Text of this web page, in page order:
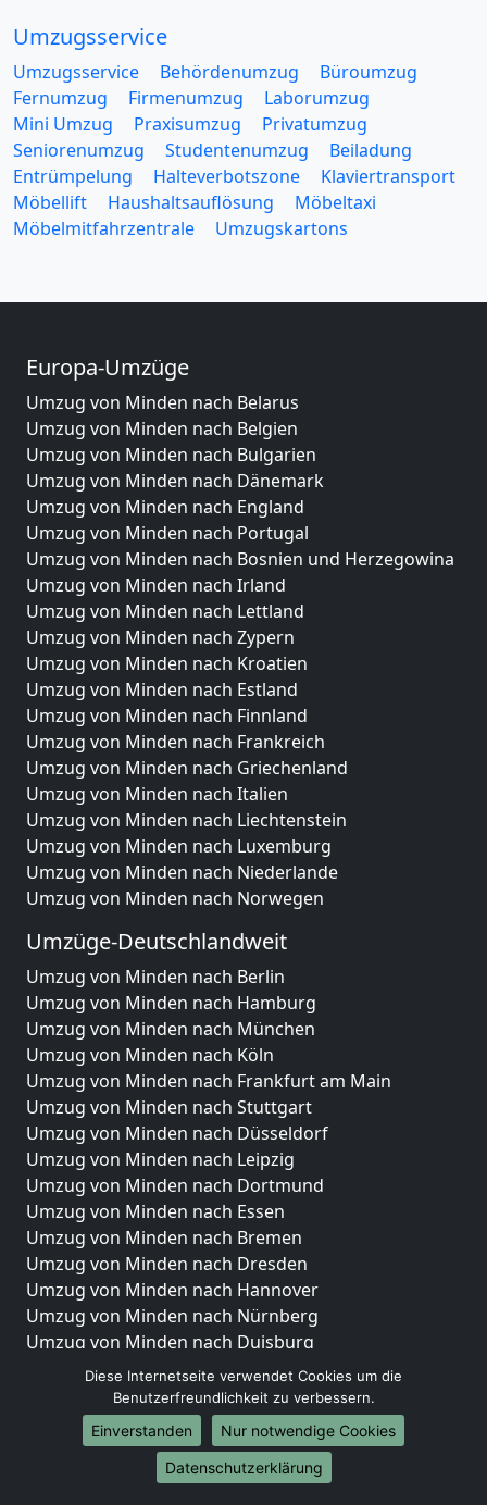
Umzugsservice
Umzugsservice Behördenumzug
Büroumzug
Fernumzug
Firmenumzug
Laborumzug
Mini Umzug
Praxisumzug
Privatumzug
Seniorenumzug
Studentenumzug
Beiladung
Entrümpelung
Halteverbotszone
Klaviertransport
Möbellift
Haushaltsauflösung
Möbeltaxi
Möbelmitfahrzentrale
Umzugskartons
Europa-Umzüge
Umzug von Minden nach Belarus
Umzug von Minden nach Belgien
Umzug von Minden nach Bulgarien
Umzug von Minden nach Dänemark
Umzug von Minden nach England
Umzug von Minden nach Portugal
Umzug von Minden nach Bosnien und Herzegowina
Umzug von Minden nach Irland
Umzug von Minden nach Lettland
Umzug von Minden nach Zypern
Umzug von Minden nach Kroatien
Umzug von Minden nach Estland
Umzug von Minden nach Finnland
Umzug von Minden nach Frankreich
Umzug von Minden nach Griechenland
Umzug von Minden nach Italien
Umzug von Minden nach Liechtenstein
Umzug von Minden nach Luxemburg
Umzug von Minden nach Niederlande
Umzug von Minden nach Norwegen
Umzüge-Deutschlandweit
Umzug von Minden nach Berlin
Umzug von Minden nach Hamburg
Umzug von Minden nach München
Umzug von Minden nach Köln
Umzug von Minden nach Frankfurt am Main
Umzug von Minden nach Stuttgart
Umzug von Minden nach Düsseldorf
Umzug von Minden nach Leipzig
Umzug von Minden nach Dortmund
Umzug von Minden nach Essen
Umzug von Minden nach Bremen
Umzug von Minden nach Dresden
Umzug von Minden nach Hannover
Umzug von Minden nach Nürnberg
Umzug von Minden nach Duisburg
Umzug von Minden nach Bochum
Umzug von Minden nach Wuppertal
Umzug von Minden nach Bielefeld
Umzug von Minden nach Bonn
Umzug von Minden nach Münster
Diese Internetseite verwendet Cookies um die
Benutzerfreundlichkeit zu verbessern.
Einverstanden
Nur notwendige Cookies
Datenschutzerklärung